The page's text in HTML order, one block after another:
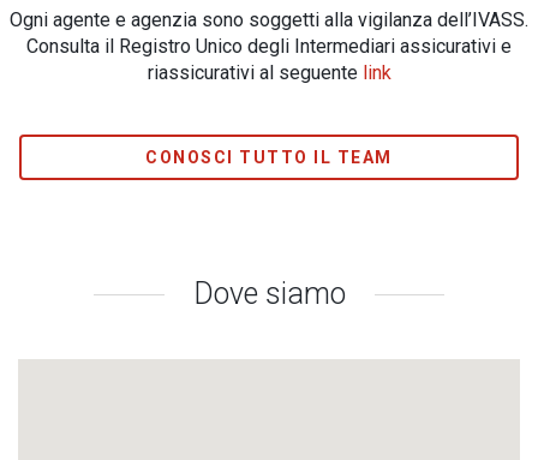
Ogni agente e agenzia sono soggetti alla vigilanza dell’IVASS.
Consulta il Registro Unico degli Intermediari assicurativi e
riassicurativi al seguente link
CONOSCI TUTTO IL TEAM
Dove siamo